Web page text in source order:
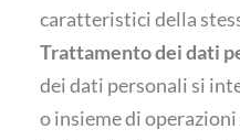
caratteristici della
Trattamento dei dati
dei dati personali si
o insieme di